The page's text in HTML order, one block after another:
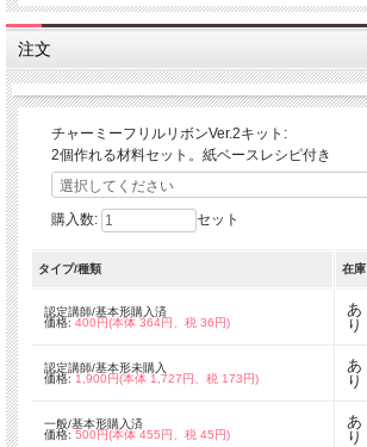
注文
チャーミーフリルリボンVer.2キット:
2個作れる材料セット。紙ベースレシピ付き
購入数: セット
タイプ/種類 在庫
認定講師/基本形購入済
価格:400円(本体 364円、税 36円)
あ
り
認定講師/基本形未購入
価格:1,900円(本体 1,727円、税 173円)
あ
り
一般/基本形購入済
価格: 500円(本体 455円、税 45円)
あ
り